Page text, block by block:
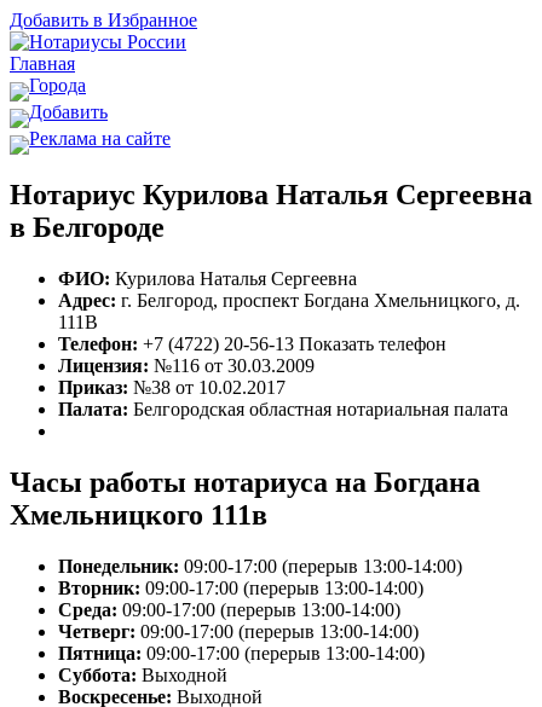
Добавить в Избранное
Главная
Города
Добавить
Реклама на сайте
Нотариус Курилова Наталья Сергеевна
в Белгороде
ФИО: Курилова Наталья Сергеевна
Адрес: г. Белгород, проспект Богдана Хмельницкого, д.
111В
Телефон: +7 (4722) 20-56-13 Показать телефон
Лицензия: №116 от 30.03.2009
Приказ: №38 от 10.02.2017
Палата: Белгородская областная нотариальная палата
Часы работы нотариуса на Богдана
Хмельницкого 111в
Понедельник: 09:00-17:00 (перерыв 13:00-14:00)
Вторник: 09:00-17:00 (перерыв 13:00-14:00)
Среда: 09:00-17:00 (перерыв 13:00-14:00)
Четверг: 09:00-17:00 (перерыв 13:00-14:00)
Пятница: 09:00-17:00 (перерыв 13:00-14:00)
Суббота: Выходной
Воскресенье: Выходной